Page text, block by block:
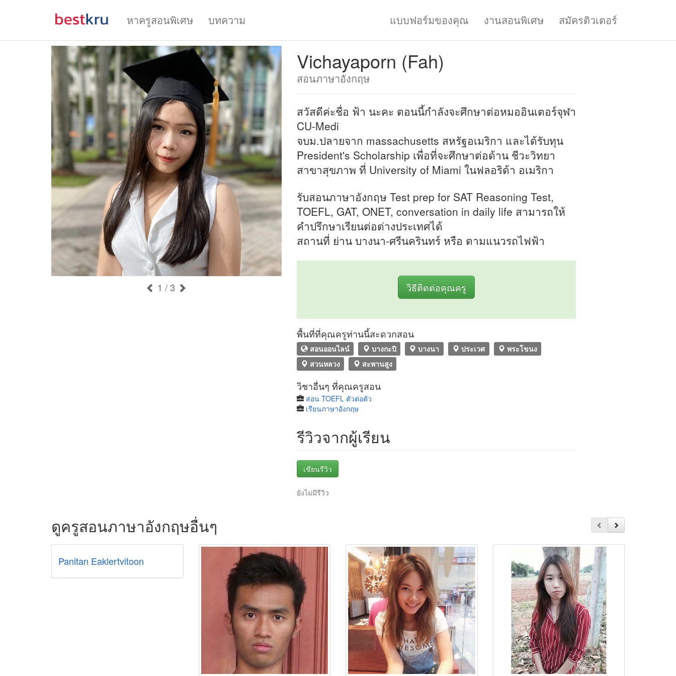
หาครูสอนพิเศษ บทความ แบบฟอร์มของคุณ งานสอนพิเศษ สมัครติวเตอร์
1 / 3
Vichayaporn (Fah)
สอนภาษาอังกฤษ
สวัสดีค่ะชื่อ ฟ้า นะคะ ตอนนี้กำลังจะศึกษาต่อหมออินเตอร์จุฬา
CU-Medi
จบม.ปลายจาก massachusetts สหรัฐอเมริกา และได้รับทุน
President's Scholarship เพื่อที่จะศึกษาต่อด้าน ชีวะวิทยา
สาขาสุขภาพ ที่ University of Miami ในฟลอริด้า อเมริกา
รับสอนภาษาอังกฤษ Test prep for SAT Reasoning Test,
TOEFL, GAT, ONET, conversation in daily life สามารถให้
คำปรึกษาเรียนต่อต่างประเทศได้
สถานที่ ย่าน บางนา-ศรีนครินทร์ หรือ ตามแนวรถไฟฟ้า
วิธีติดต่อคุณครู
พื้นที่ที่คุณครูท่านนี้สะดวกสอน
สอนออนไลน์ บางกะปิ บางนา ประเวศ
พระโขนง
สวนหลวง
สะพานสูง
วิชาอื่นๆ ที่คุณครูสอน
สอน TOEFL ตัวต่อตัว
เรียนภาษาอังกฤษ
รีวิวจากผู้เรียน
เขียนรีวิว
ยังไม่มีรีวิว
ดูครูสอนภาษาอังกฤษอื่นๆ
Panitan Eaklertvitoon